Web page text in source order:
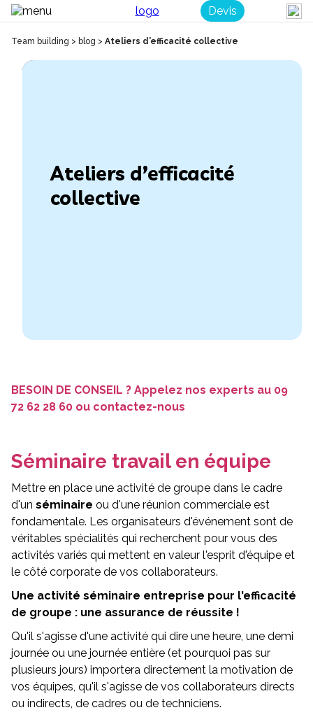
Devis
Team building > blog > Ateliers d’efficacité collective
Ateliers d’efficacité
collective
BESOIN DE CONSEIL ? Appelez nos experts au 09
72 62 28 60 ou contactez-nous
Séminaire travail en équipe
Mettre en place une activité de groupe dans le cadre
d'un séminaire ou d'une réunion commerciale est
fondamentale. Les organisateurs d'événement sont de
véritables spécialités qui recherchent pour vous des
activités variés qui mettent en valeur l'esprit d'équipe et
le côté corporate de vos collaborateurs.
Une activité séminaire entreprise pour l'efficacité
de groupe : une assurance de réussite !
Qu'il s'agisse d'une activité qui dire une heure, une demi
journée ou une journée entière (et pourquoi pas sur
plusieurs jours) importera directement la motivation de
vos équipes, qu'il s'agisse de vos collaborateurs directs
ou indirects, de cadres ou de techniciens.